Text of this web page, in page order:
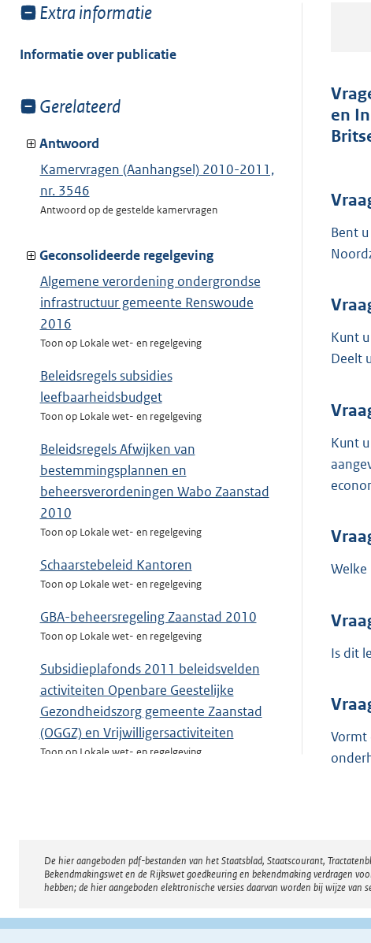
Toon
van:
Extra informatie
Informatie over publicatie
Toon
van:
Gerelateerd
Antwoord
Kamervragen (Aanhangsel) 2010-2011,
nr. 3546
Antwoord op de gestelde kamervragen
Geconsolideerde regelgeving
Algemene verordening ondergrondse
infrastructuur gemeente Renswoude
2016
Toon op Lokale wet- en regelgeving
Beleidsregels subsidies
leefbaarheidsbudget
Toon op Lokale wet- en regelgeving
Beleidsregels Afwijken van
bestemmingsplannen en
beheersverordeningen Wabo Zaanstad
2010
Toon op Lokale wet- en regelgeving
Schaarstebeleid Kantoren
Toon op Lokale wet- en regelgeving
GBA-beheersregeling Zaanstad 2010
Toon op Lokale wet- en regelgeving
Subsidieplafonds 2011 beleidsvelden
activiteiten Openbare Geestelijke
Gezondheidszorg gemeente Zaanstad
(OGGZ) en Vrijwilligersactiviteiten
Toon op Lokale wet- en regelgeving
en
Bent
Kunt
Deelt
Kunt
Is dit
Vormt
Disclaimer
De hier aangeboden pdf-bestanden van het Staatsblad, Staatscourant,
Bekendmakingswet en de Rijkswet goedkeuring en bekendmaking verdragen
hebben; de hier aangeboden elektronische versies daarvan worden bij wijze van